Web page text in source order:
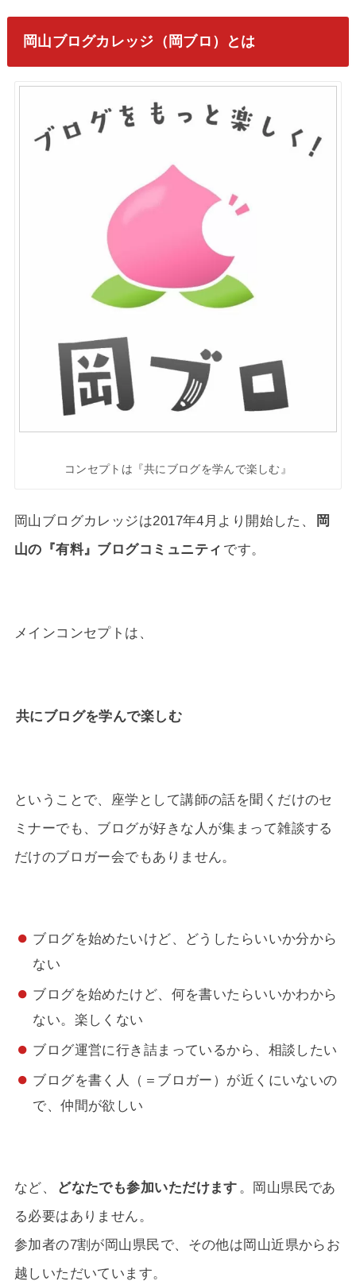
岡山ブログカレッジ（岡ブロ）とは
コンセプトは『共にブログを学んで楽しむ』
岡山ブログカレッジは2017年4月より開始した、
岡
山の『有料』ブログコミュニティ です。
メインコンセプトは、
共にブログを学んで楽しむ
ということで、座学として講師の話を聞くだけのセ
ミナーでも、ブログが好きな人が集まって雑談する
だけのブロガー会でもありません。
ブログを始めたいけど、どうしたらいいか分から
ない
ブログを始めたけど、何を書いたらいいかわから
ない。楽しくない
ブログ運営に行き詰まっているから、相談したい
ブログを書く人（＝ブロガー）が近くにいないの
で、仲間が欲しい
など、 どなたでも参加いただけます 。岡山県民であ
る必要はありません。
参加者の7割が岡山県民で、その他は岡山近県からお
越しいただいています。